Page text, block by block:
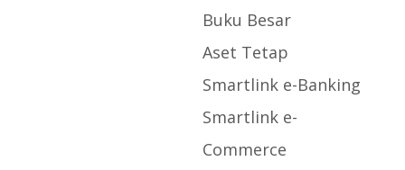
Buku Besar
Aset Tetap
Smartlink e-Banking
Smartlink e-
Commerce